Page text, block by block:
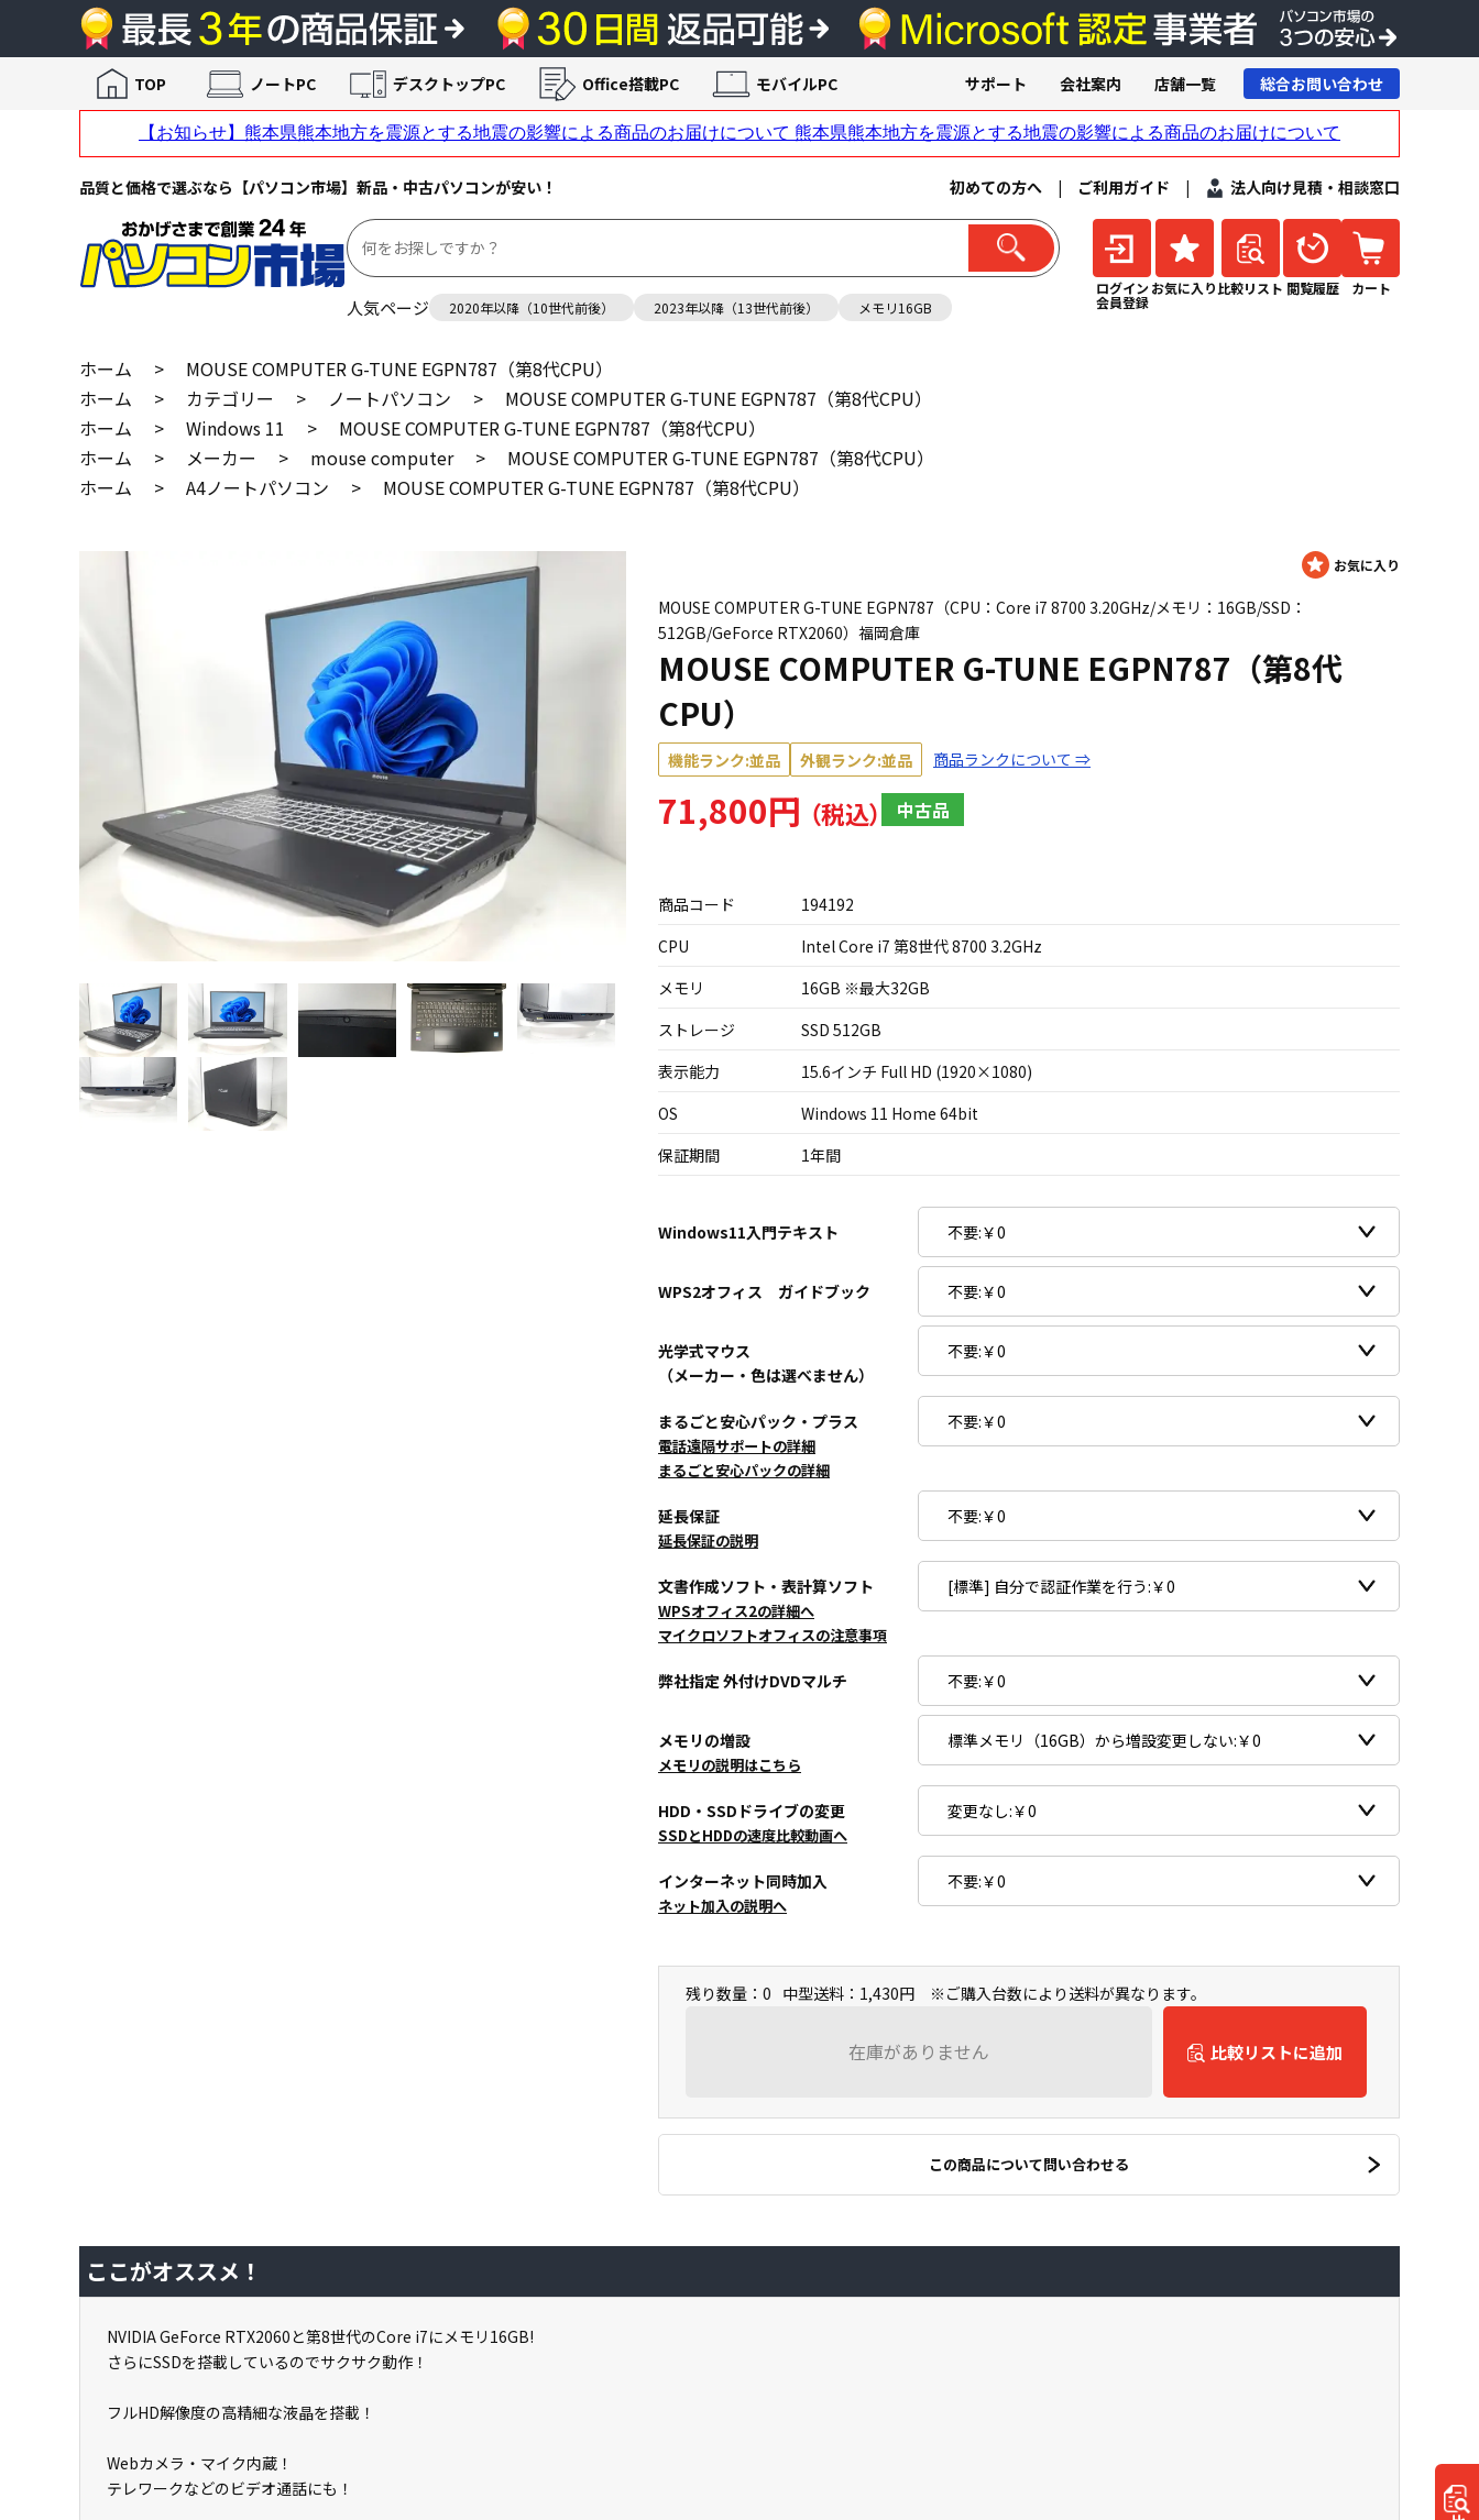
品質と価格で選ぶなら【パソコン市場】新品・中古パソコンが安い！ 初めての方へ | ご利用ガイド | 法人向け見積・相談窓口
人気ページ 2020年以降（10世代前後） 2023年以降（13世代前後） メモリ16GB
ログイン
会員登録
お気に入り 比較リスト 閲覧履歴 カート
TOP ノートPC デスクトップPC Office搭載PC モバイルPC サポート 会社案内 店舗一覧 総合お問い合わせ
ホーム >
MOUSE COMPUTER G-TUNE EGPN787（第8代CPU）
ホーム
> カテゴリー > ノートパソコン >
MOUSE COMPUTER G-TUNE EGPN787（第8代CPU）
ホーム
> Windows 11 >
MOUSE COMPUTER G-TUNE EGPN787（第8代CPU）
ホーム
> メーカー > mouse computer >
MOUSE COMPUTER G-TUNE EGPN787（第8代CPU）
ホーム
> A4ノートパソコン > MOUSE COMPUTER G-TUNE EGPN787（第8代CPU）
MOUSE COMPUTER G-TUNE EGPN787（CPU：Core i7 8700 3.20GHz/メモリ：16GB/SSD：
512GB/GeForce RTX2060）福岡倉庫
MOUSE COMPUTER G-TUNE EGPN787（第8代
CPU）
機能ランク:並品 外観ランク:並品 商品ランクについて ⇒
71,800円 中古品
商品コード
194192
CPU
Intel Core i7 第8世代 8700 3.2GHz
メモリ
16GB ※最大32GB
ストレージ
SSD 512GB
表示能力
15.6インチ Full HD (1920×1080)
OS
Windows 11 Home 64bit
保証期間
1年間
Windows11入門テキスト
WPS2オフィス ガイドブック
光学式マウス
（メーカー・色は選べません）
まるごと安心パック・プラス
電話遠隔サポートの詳細
まるごと安心パックの詳細
延長保証
延長保証の説明
文書作成ソフト・表計算ソフト
WPSオフィス2の詳細へ
マイクロソフトオフィスの注意事項
弊社指定 外付けDVDマルチ
メモリの増設
メモリの説明はこちら
HDD・SSDドライブの変更
SSDとHDDの速度比較動画へ
インターネット同時加入
ネット加入の説明へ
残り数量：0 中型送料：1,430円 ※ご購入台数により送料が異なります。
在庫がありません 比較リストに追加
この商品について問い合わせる
ここがオススメ！
NVIDIA GeForce RTX2060と第8世代のCore i7にメモリ16GB!
さらにSSDを搭載しているのでサクサク動作！
フルHD解像度の高精細な液晶を搭載！
Webカメラ・マイク内蔵！
テレワークなどのビデオ通話にも！